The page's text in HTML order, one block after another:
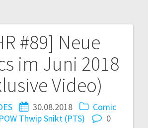
#89] Neue
im Juni 2018
Video)
30.08.2018
Comic
POW Thwip Snikt (PTS)
0